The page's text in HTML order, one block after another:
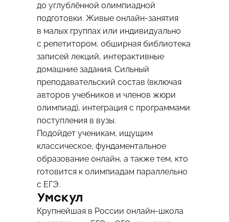
до углублённой олимпиадной
подготовки. Живые онлайн-занятия
в малых группах или индивидуально
с репетитором, обширная библиотека
записей лекций, интерактивные
домашние задания. Сильный
преподавательский состав (включая
авторов учебников и членов жюри
олимпиад), интеграция с программами
поступления в вузы.
Подойдет ученикам, ищущим
классическое, фундаментальное
образование онлайн, а также тем, кто
готовится к олимпиадам параллельно
с ЕГЭ.
Умскул
Крупнейшая в России онлайн-школа